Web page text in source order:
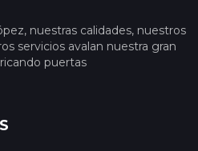
nuestras calidades, nuestros
servicios avalan nuestra gran
puertas